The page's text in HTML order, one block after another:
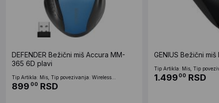
DEFENDER Bežični miš Accura MM-
365 6D plavi
Tip Artikla: Mis, Tip povezivanja: Wireless...
899 00 RSD
GENIUS Bežični
Tip Artikla: Mis, Tip
1.499 00 RSD